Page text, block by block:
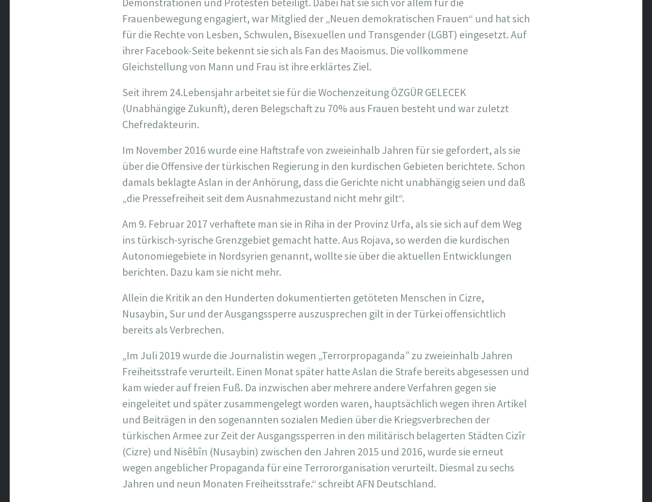
Frauenbewegung engagiert, war Mitglied der „Neuen demokratischen Frauen“ und hat sich
für die Rechte von Lesben, Schwulen, Bisexuellen und Transgender (LGBT) eingesetzt. Auf
ihrer Facebook-Seite bekennt sie sich als Fan des Maoismus. Die vollkommene
Gleichstellung von Mann und Frau ist ihre erklärtes Ziel.
Seit ihrem 24.Lebensjahr arbeitet sie für die Wochenzeitung ÖZGÜR GELECEK
(Unabhängige Zukunft), deren Belegschaft zu 70% aus Frauen besteht und war zuletzt
Chefredakteurin.
Im November 2016 wurde eine Haftstrafe von zweieinhalb Jahren für sie gefordert, als sie
über die Offensive der türkischen Regierung in den kurdischen Gebieten berichtete. Schon
damals beklagte Aslan in der Anhörung, dass die Gerichte nicht unabhängig seien und daß
„die Pressefreiheit seit dem Ausnahmezustand nicht mehr gilt“.
Am 9. Februar 2017 verhaftete man sie in Riha in der Provinz Urfa, als sie sich auf dem Weg
ins türkisch-syrische Grenzgebiet gemacht hatte. Aus Rojava, so werden die kurdischen
Autonomiegebiete in Nordsyrien genannt, wollte sie über die aktuellen Entwicklungen
berichten. Dazu kam sie nicht mehr.
Allein die Kritik an den Hunderten dokumentierten getöteten Menschen in Cizre,
Nusaybin, Sur und der Ausgangssperre auszusprechen gilt in der Türkei offensichtlich
bereits als Verbrechen.
„Im Juli 2019 wurde die Journalistin wegen „Terrorpropaganda” zu zweieinhalb Jahren
Freiheitsstrafe verurteilt. Einen Monat später hatte Aslan die Strafe bereits abgesessen und
kam wieder auf freien Fuß. Da inzwischen aber mehrere andere Verfahren gegen sie
eingeleitet und später zusammengelegt worden waren, hauptsächlich wegen ihren Artikel
und Beiträgen in den sogenannten sozialen Medien über die Kriegsverbrechen der
türkischen Armee zur Zeit der Ausgangssperren in den militärisch belagerten Städten Cizîr
(Cizre) und Nisêbîn (Nusaybin) zwischen den Jahren 2015 und 2016, wurde sie erneut
wegen angeblicher Propaganda für eine Terrororganisation verurteilt. Diesmal zu sechs
Jahren und neun Monaten Freiheitsstrafe.“ schreibt AFN Deutschland.